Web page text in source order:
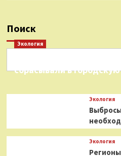
Поиск
Экология
Нефтепродукты на
сбрасывали в
Экология
Экология